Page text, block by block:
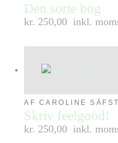
Den sorte bog
kr. 250,00 inkl.
AF CAROLINE
Skriv feelgood!
kr. 250,00 inkl.